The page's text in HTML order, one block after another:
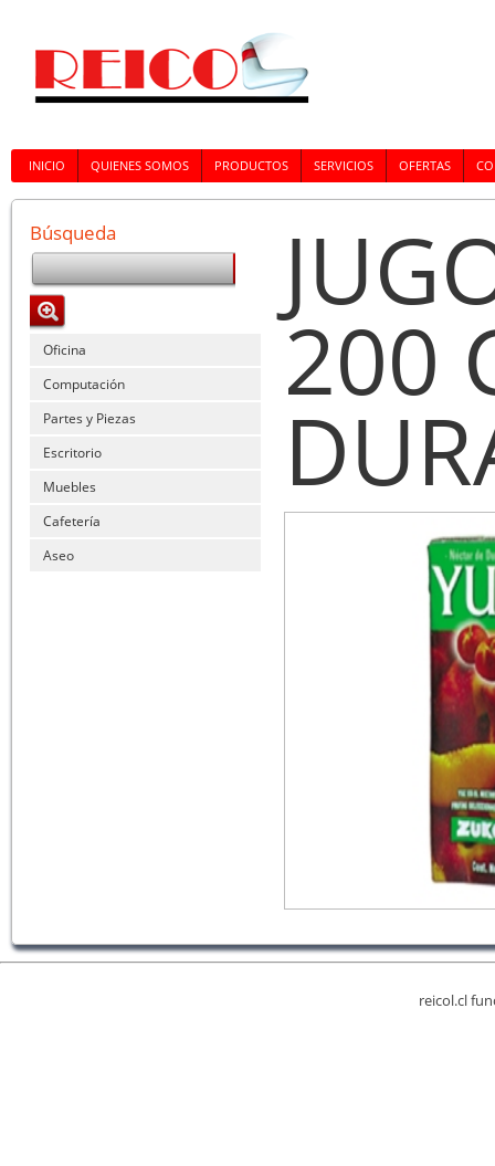
INICIO QUIENES SOMOS PRODUCTOS SERVICIOS OFERTAS
Búsqueda
Oficina
Computación
Partes y Piezas
Escritorio
Muebles
Cafetería
Aseo
200
reicol.cl